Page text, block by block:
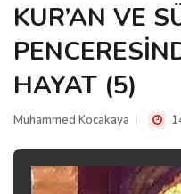
KUR’AN VE
HAYAT (5)
Muhammed Kocakaya